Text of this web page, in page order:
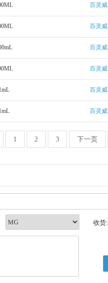
百灵威
百灵威
百灵威
百灵威
百灵威
百灵威
1 2 3 下一页
收货: